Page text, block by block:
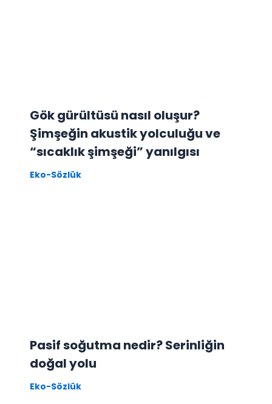
Gök gürültüsü nasıl oluşur?
Şimşeğin akustik yolculuğu ve
“sıcaklık şimşeği” yanılgısı
Eko-Sözlük
Pasif soğutma nedir? Serinliğin
doğal yolu
Eko-Sözlük